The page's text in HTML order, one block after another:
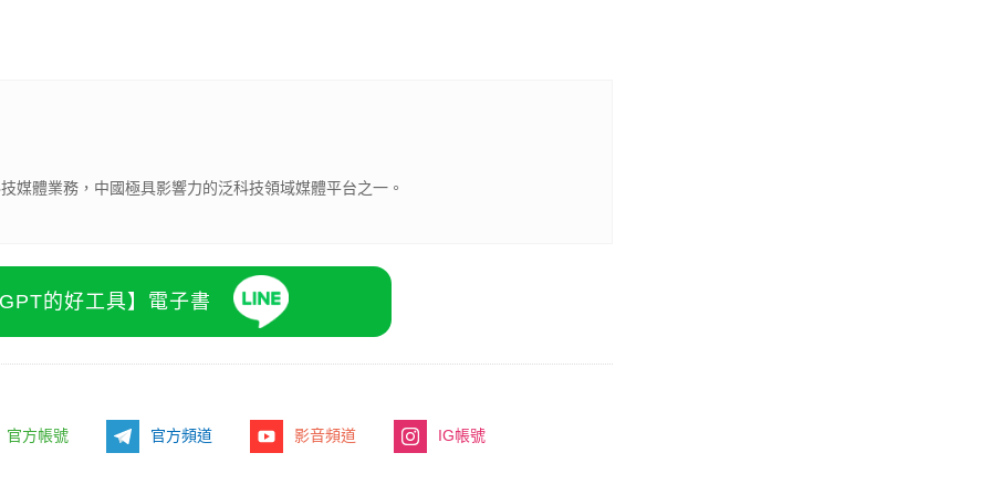
媒體業務，中國極具影響力的泛科技領域媒體平台之一。
的好工具】電子書
官方帳號 官方頻道 影音頻道 IG帳號